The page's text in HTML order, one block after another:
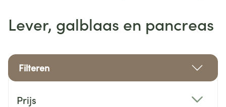
Lever, galblaas en pancreas
Filteren
Prijs